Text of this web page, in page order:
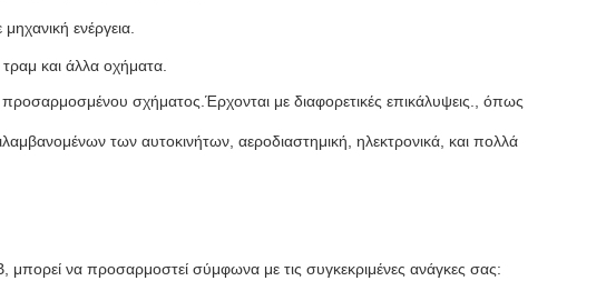
ενέργεια.
και άλλα οχήματα.
σχήματος.Έρχονται με διαφορετικές επικάλυψεις., όπως
των αυτοκινήτων, αεροδιαστημική, ηλεκτρονικά, και πολλά
να προσαρμοστεί σύμφωνα με τις συγκεκριμένες ανάγκες σας: